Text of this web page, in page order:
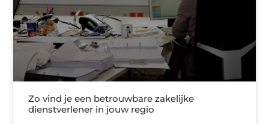
Zo vind je een betrouwbare zakelijke
dienstverlener in jouw regio